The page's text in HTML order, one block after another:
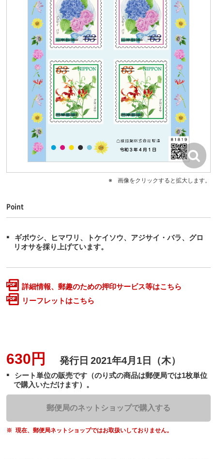
画像をクリックすると拡大します。
Point
ギボウシ、ヒマワリ、トケイソウ、アジサイ・バラ、グロ
リオサを採り上げています。
詳細情報、郵趣のための押印サービス等はこちら
リーフレットはこちら
630円 発行日 2021年4月1日（木）
シート単位の販売です（のり式の商品は郵便局では1枚単位
で購入いただけます）。
郵便局のネットショップで購入する
現在、郵便局ネットショップではお取扱いしておりません。